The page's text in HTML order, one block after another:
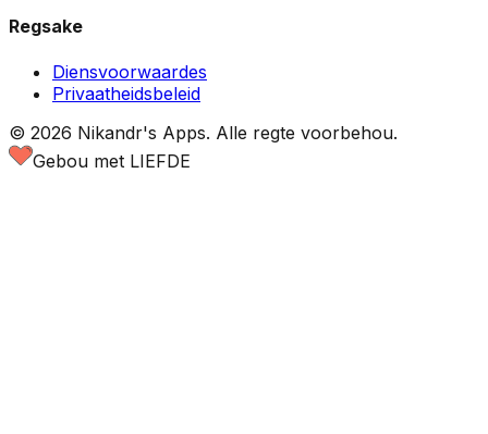
Regsake
Diensvoorwaardes
Privaatheidsbeleid
© 2026 Nikandr's Apps. Alle regte voorbehou.
Gebou met LIEFDE